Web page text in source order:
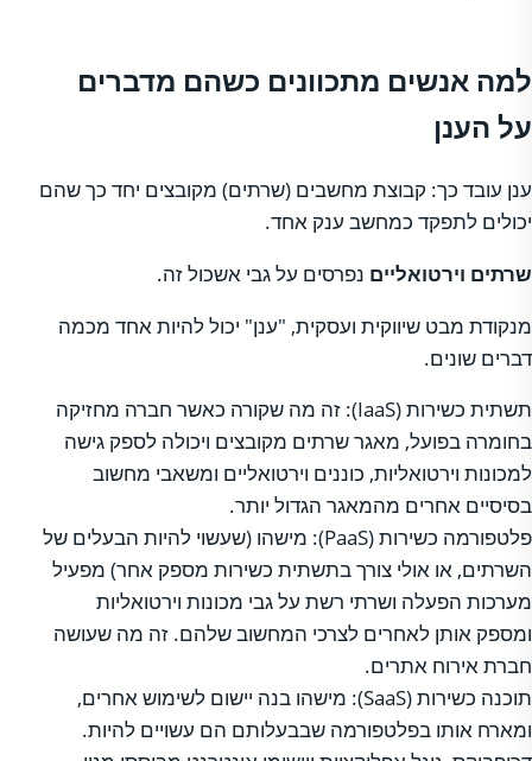
למה אנשים מתכוונים כשהם מדברים
על הענן
ענן עובד כך: קבוצת מחשבים (שרתים) מקובצים יחד כך שהם
יכולים לתפקד כמחשב ענק אחד.
שרתים וירטואליים נפרסים על גבי אשכול זה.
מנקודת מבט שיווקית ועסקית, "ענן" יכול להיות אחד מכמה
דברים שונים.
תשתית כשירות (IaaS): זה מה שקורה כאשר חברה מחזיקה
בחומרה בפועל, מאגר שרתים מקובצים ויכולה לספק גישה
למכונות וירטואליות, כוננים וירטואליים ומשאבי מחשוב
בסיסיים אחרים מהמאגר הגדול יותר.
פלטפורמה כשירות (PaaS): מישהו (שעשוי להיות הבעלים של
השרתים, או אולי צורך בתשתית כשירות מספק אחר) מפעיל
מערכות הפעלה ושרתי רשת על גבי מכונות וירטואליות
ומספק אותן לאחרים לצרכי המחשוב שלהם. זה מה שעושה
חברת אירוח אתרים.
תוכנה כשירות (SaaS): מישהו בנה יישום לשימוש אחרים,
ומארח אותו בפלטפורמה שבבעלותם הם עשויים להיות.